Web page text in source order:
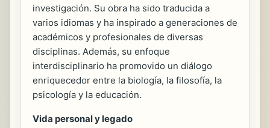
investigación. Su obra ha sido traducida a
varios idiomas y ha inspirado a generaciones de
académicos y profesionales de diversas
disciplinas. Además, su enfoque
interdisciplinario ha promovido un diálogo
enriquecedor entre la biología, la filosofía, la
psicología y la educación.
Vida personal y legado